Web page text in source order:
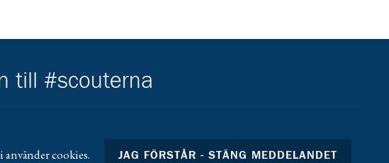
till #scouterna
cookies. JAG FÖRSTÅR - STÄNG MEDDELANDET